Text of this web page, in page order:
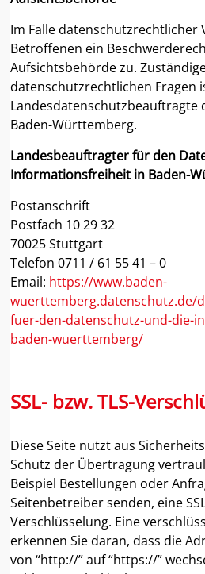
Im Falle datenschutzrechtlicher
Betroffenen ein
Aufsichtsbehörde zu.
datenschutzrechtlichen Fragen
Landesdatenschutzbeauftragte
Baden-Württemberg.
Landesbeauftragter für den
Informationsfreiheit in Baden-
Postanschrift
Postfach 10 29 32
70025 Stuttgart
Telefon 0711 / 61 55 41 – 0
Email: https://www.baden-
wuerttemberg.datenschutz.de/
fuer-den-datenschutz-und-die-
baden-wuerttemberg/
SSL- bzw. TLS-
Diese Seite nutzt aus
Schutz der Übertragung
Beispiel Bestellungen oder
Seitenbetreiber senden, eine
Verschlüsselung. Eine
erkennen Sie daran, dass die
von “http://” auf “https://”